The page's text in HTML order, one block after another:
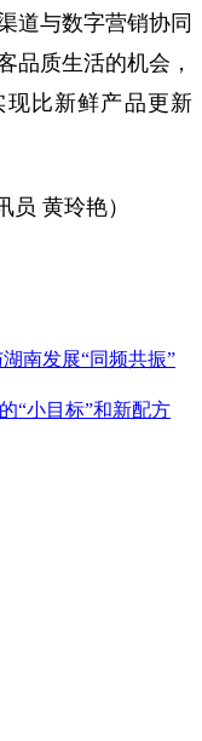
道与数字营销协同
品质生活的机会，
现比新鲜产品更新
员 黄玲艳）
南发展“同频共振”
“小目标”和新配方